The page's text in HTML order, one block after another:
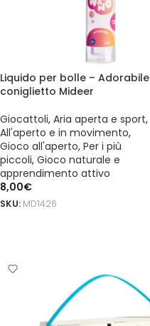
Liquido per bolle – Adorabile
coniglietto Mideer
Giocattoli, Aria aperta e sport,
All'aperto e in movimento,
Gioco all'aperto, Per i più
piccoli, Gioco naturale e
apprendimento attivo
8,00€
SKU: MD1426